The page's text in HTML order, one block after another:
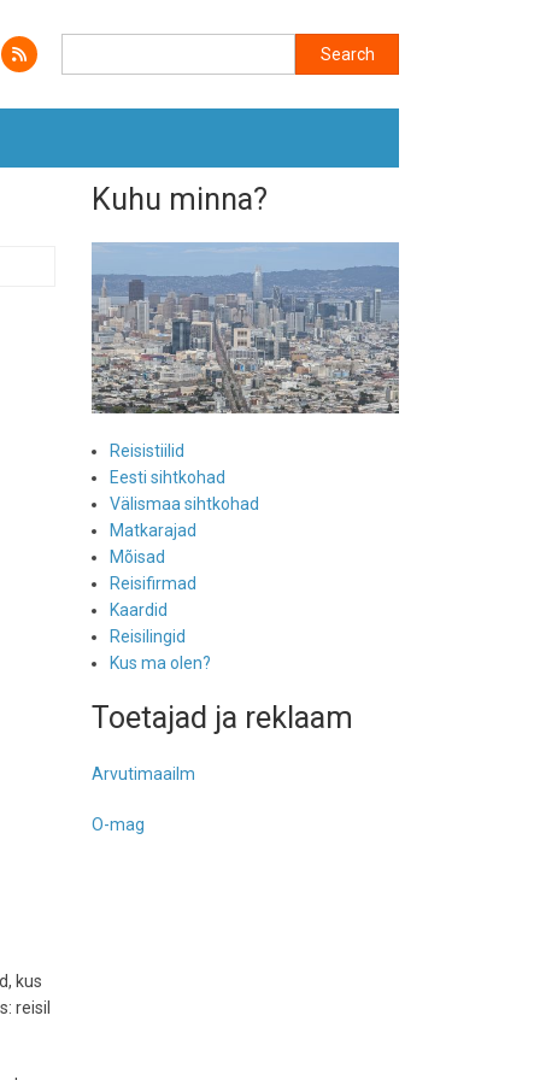
kus
reisil
Kuhu minna?
Reisistiilid
Eesti sihtkohad
Välismaa sihtkohad
Matkarajad
Mõisad
Reisifirmad
Kaardid
Reisilingid
Kus ma olen?
Toetajad ja reklaam
Arvutimaailm
O-mag